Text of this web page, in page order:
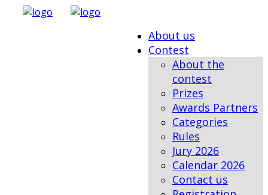
About us
Contest
About the
contest
Prizes
Awards Partners
Categories
Rules
Jury 2026
Calendar 2026
Contact us